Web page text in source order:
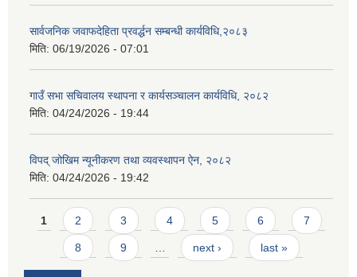
सार्वजनिक जवाफदेहिता प्रवर्द्धन सम्बन्धी कार्यविधि,२०८३
मिति: 06/19/2026 - 07:01
गाउँ सभा सचिवालय स्थापना र कार्यसञ्चालन कार्यविधि, २०८२
मिति: 04/24/2026 - 19:44
विपद् जोखिम न्यूनीकरण तथा व्यवस्थापन ऐन, २०८२
मिति: 04/24/2026 - 19:42
Pages
1 2 3 4 5 6 7
8 9 next › last »